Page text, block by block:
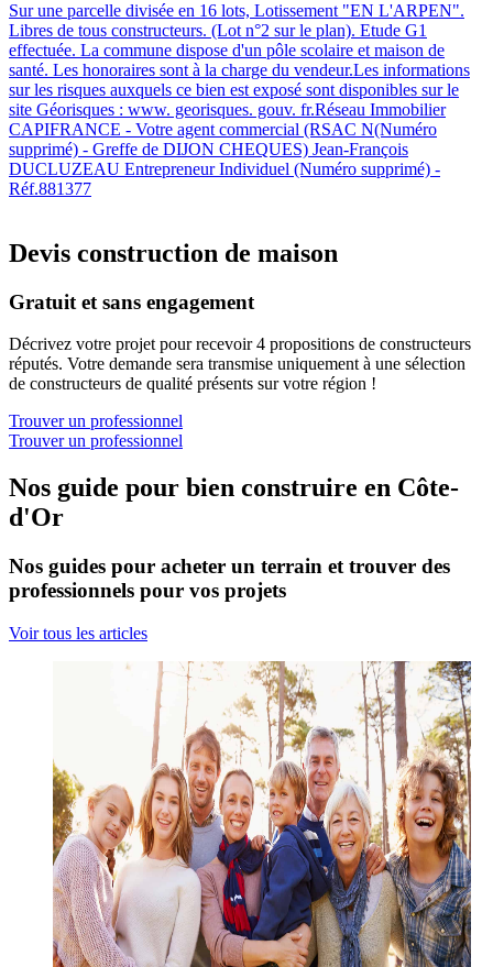
Sur une parcelle divisée en 16 lots, Lotissement "EN L'ARPEN".
Libres de tous constructeurs. (Lot n°2 sur le plan). Etude G1
effectuée. La commune dispose d'un pôle scolaire et maison de
santé. Les honoraires sont à la charge du vendeur.Les informations
sur les risques auxquels ce bien est exposé sont disponibles sur le
site Géorisques : www. georisques. gouv. fr.Réseau Immobilier
CAPIFRANCE - Votre agent commercial (RSAC N(Numéro
supprimé) - Greffe de DIJON CHEQUES) Jean-François
DUCLUZEAU Entrepreneur Individuel (Numéro supprimé) -
Réf.881377
Devis construction de maison
Gratuit et sans engagement
Décrivez votre projet pour recevoir 4 propositions de constructeurs
réputés. Votre demande sera transmise uniquement à une sélection
de constructeurs de qualité présents sur votre région !
Trouver un professionnel
Trouver un professionnel
Nos guide pour bien construire en Côte-
d'Or
Nos guides pour acheter un terrain et trouver des
professionnels pour vos projets
Voir tous les articles